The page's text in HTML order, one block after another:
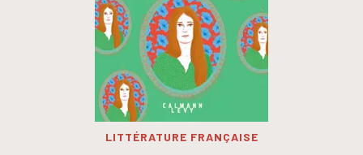
LITTÉRATURE FRANÇAISE